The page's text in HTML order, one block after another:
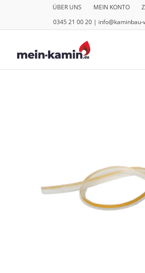
ÜBER UNS MEIN KONTO
0345 21 00 20 | info@kaminbau-